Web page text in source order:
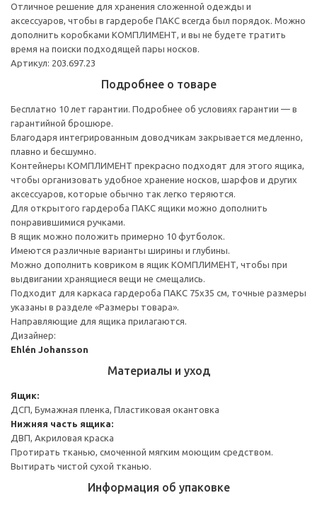
Отличное решение для хранения сложенной одежды и
аксессуаров, чтобы в гардеробе ПАКС всегда был порядок. Можно
дополнить коробками КОМПЛИМЕНТ, и вы не будете тратить
время на поиски подходящей пары носков.
Артикул: 203.697.23
Подробнее о товаре
Бесплатно 10 лет гарантии. Подробнее об условиях гарантии — в
гарантийной брошюре.
Благодаря интегрированным доводчикам закрывается медленно,
плавно и бесшумно.
Контейнеры КОМПЛИМЕНТ прекрасно подходят для этого ящика,
чтобы организовать удобное хранение носков, шарфов и других
аксессуаров, которые обычно так легко теряются.
Для открытого гардероба ПАКС ящики можно дополнить
понравившимися ручками.
В ящик можно положить примерно 10 футболок.
Имеются различные варианты ширины и глубины.
Можно дополнить ковриком в ящик КОМПЛИМЕНТ, чтобы при
выдвигании хранящиеся вещи не смещались.
Подходит для каркаса гардероба ПАКС 75x35 см, точные размеры
указаны в разделе «Размеры товара».
Направляющие для ящика прилагаются.
Дизайнер:
Ehlén Johansson
Материалы и уход
Ящик:
ДСП, Бумажная пленка, Пластиковая окантовка
Нижняя часть ящика:
ДВП, Акриловая краска
Протирать тканью, смоченной мягким моющим средством.
Вытирать чистой сухой тканью.
Информация об упаковке